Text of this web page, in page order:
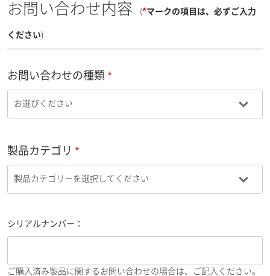
お問い合わせ内容 (*マークの項目は、必ずご入力
ください)
お問い合わせの種類
製品カテゴリ
シリアルナンバー：
ご購入済み製品に関するお問い合わせの場合は、ご記入ください。